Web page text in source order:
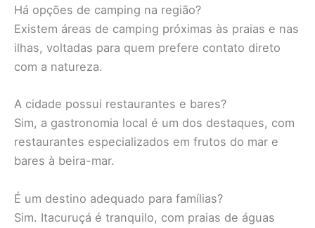
Há opções de camping na região?
Existem áreas de camping próximas às praias e nas
ilhas, voltadas para quem prefere contato direto
com a natureza.
A cidade possui restaurantes e bares?
Sim, a gastronomia local é um dos destaques, com
restaurantes especializados em frutos do mar e
bares à beira-mar.
É um destino adequado para famílias?
Sim. Itacuruçá é tranquilo, com praias de águas